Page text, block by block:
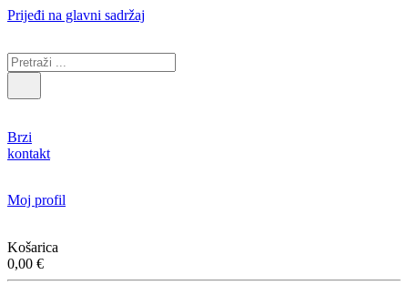
Prijeđi na glavni sadržaj
Brzi
kontakt
Moj profil
Košarica
0,00 €